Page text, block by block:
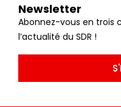
Newsletter
Abonnez-vous en trois
l’actualité du SDR !